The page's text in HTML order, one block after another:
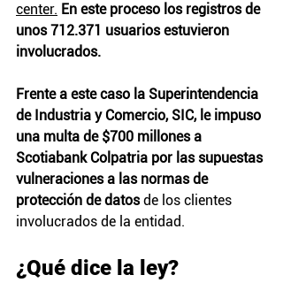
center. En este proceso los registros de
unos 712.371 usuarios estuvieron
involucrados.
Frente a este caso la Superintendencia
de Industria y Comercio, SIC, le impuso
una multa de $700 millones a
Scotiabank Colpatria por las supuestas
vulneraciones a las normas de
protección de datos de los clientes
involucrados de la entidad.
¿Qué dice la ley?